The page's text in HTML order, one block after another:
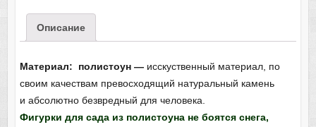
Описание
Материал: полистоун —исскуственный материал, по
своим качествам превосходящий натуральный камень
и абсолютно безвредный для человека.
Фигурки для сада из полистоуна не боятся снега,